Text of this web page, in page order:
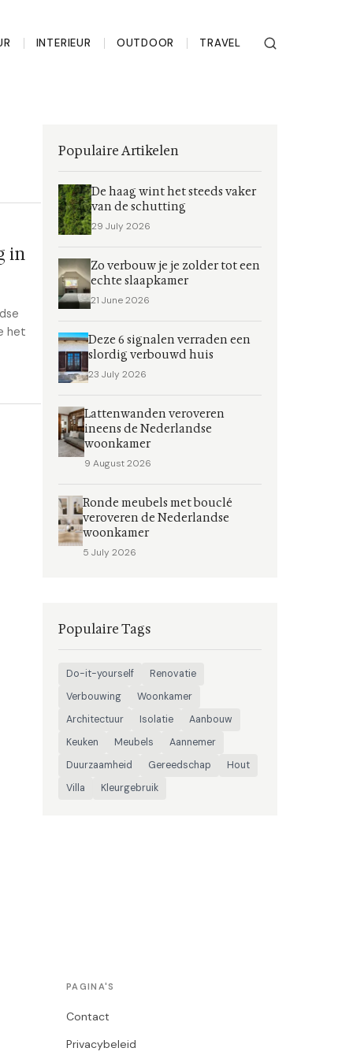
INTERIEUR OUTDOOR TRAVEL
in
het
Populaire Artikelen
De haag wint het steeds vaker
van de schutting
29 July 2026
Zo verbouw je je zolder tot een
echte slaapkamer
21 June 2026
Deze 6 signalen verraden een
slordig verbouwd huis
23 July 2026
Lattenwanden veroveren
ineens de Nederlandse
woonkamer
9 August 2026
Ronde meubels met bouclé
veroveren de Nederlandse
woonkamer
5 July 2026
Populaire Tags
Do-it-yourself
Renovatie
Verbouwing
Woonkamer
Architectuur
Isolatie
Aanbouw
Keuken
Meubels
Aannemer
Duurzaamheid
Gereedschap
Hout
Villa
Kleurgebruik
PAGINA'S
Contact
Privacybeleid